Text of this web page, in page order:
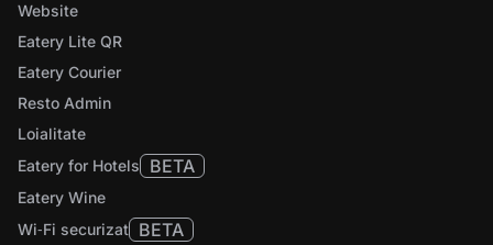
Website
Eatery Lite QR
Eatery Courier
Resto Admin
Loialitate
Eatery for Hotels
BETA
Eatery Wine
Wi‑Fi securizat BETA